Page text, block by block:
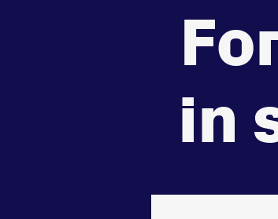
tegenstander
in